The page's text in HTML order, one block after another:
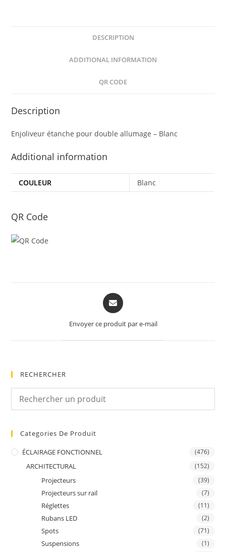
DESCRIPTION
ADDITIONAL INFORMATION
QR CODE
Description
Enjoliveur étanche pour double allumage – Blanc
Additional information
COULEUR Blanc
QR Code
Opens
in
new
Envoyer ce produit par e-mail
RECHERCHER
Categories De Produit
ÉCLAIRAGE FONCTIONNEL (476)
ARCHITECTURAL (152)
Projecteurs (39)
Projecteurs sur rail (7)
Réglettes (11)
Rubans LED (2)
Spots (71)
Suspensions (1)